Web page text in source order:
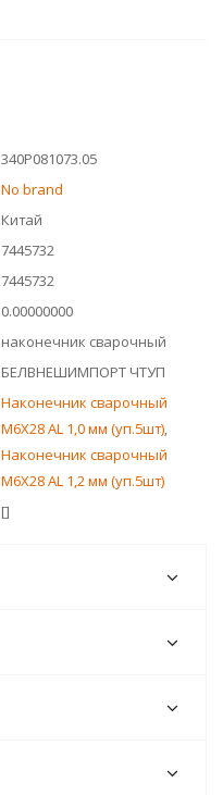
340Р081073.05
No brand
Китай
7445732
7445732
0.00000000
наконечник сварочный
БЕЛВНЕШИМПОРТ ЧТУП
Наконечник сварочный
М6Х28 AL 1,0 мм (уп.5шт),
Наконечник сварочный
М6Х28 AL 1,2 мм (уп.5шт)
[]